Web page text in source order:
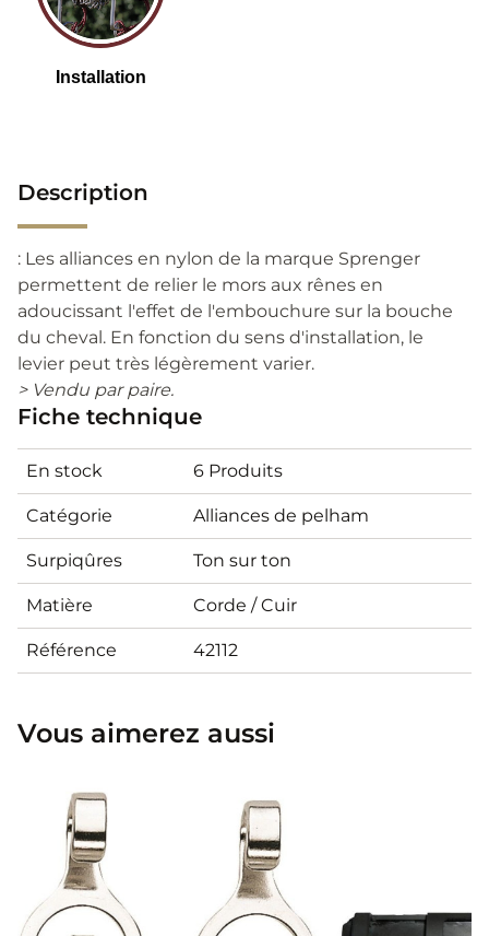
Description
: Les alliances en nylon de la marque Sprenger
permettent de relier le mors aux rênes en
adoucissant l'effet de l'embouchure sur la bouche
du cheval. En fonction du sens d'installation, le
levier peut très légèrement varier.
> Vendu par paire.
Fiche technique
En stock 6 Produits
Catégorie Alliances de pelham
Surpiqûres Ton sur ton
Matière Corde / Cuir
Référence 42112
Vous aimerez aussi